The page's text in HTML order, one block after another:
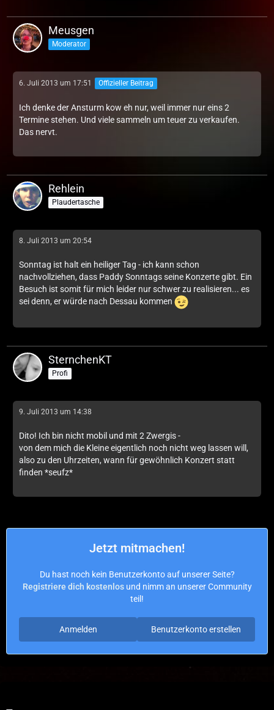
Meusgen
Moderator
6. Juli 2013 um 17:51 Offizieller Beitrag
Ich denke der Ansturm kow eh nur, weil immer nur eins 2
Termine stehen. Und viele sammeln um teuer zu verkaufen.
Das nervt.
Rehlein
Plaudertasche
8. Juli 2013 um 20:54
Sonntag ist halt ein heiliger Tag - ich kann schon
nachvollziehen, dass Paddy Sonntags seine Konzerte gibt. Ein
Besuch ist somit für mich leider nur schwer zu realisieren... es
sei denn, er würde nach Dessau kommen
SternchenKT
Profi
9. Juli 2013 um 14:38
Dito! Ich bin nicht mobil und mit 2 Zwergis -
von dem mich die Kleine eigentlich noch nicht weg lassen will,
also zu den Uhrzeiten, wann für gewöhnlich Konzert statt
finden *seufz*
Jetzt mitmachen!
Du hast noch kein Benutzerkonto auf unserer Seite?
Registriere dich kostenlosund nimm an unserer Community
teil!
Benutzerkonto erstellen
Anmelden